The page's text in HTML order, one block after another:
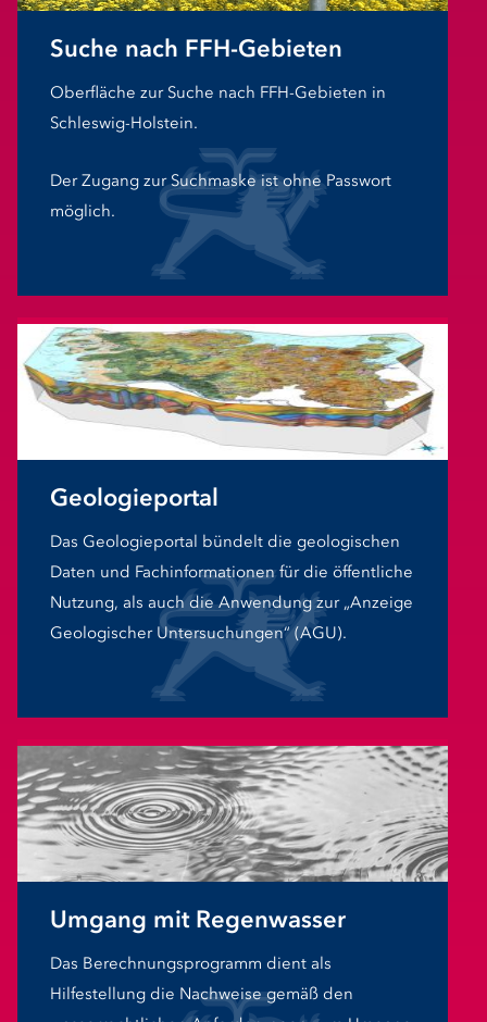
Suche nach FFH-Gebieten
Oberfläche zur Suche nach FFH-Gebieten in
Schleswig-Holstein.
Der Zugang zur Suchmaske ist ohne Passwort
möglich.
Geologieportal
Das Geologieportal bündelt die geologischen
Daten und Fachinformationen für die öffentliche
Nutzung, als auch die Anwendung zur „Anzeige
Geologischer Untersuchungen“ (AGU).
Umgang mit Regenwasser
Das Berechnungsprogramm dient als
Hilfestellung die Nachweise gemäß den